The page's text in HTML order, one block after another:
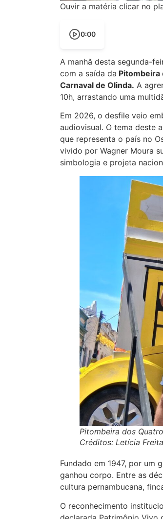
Ouvir a matéria clicar no
0:00
A manhã desta segunda-
com a saída da Pitombeira
Carnaval de Olinda. A
10h, arrastando uma
Em 2026, o desfile veio
audiovisual. O tema deste
que representa o país no
vivido por Wagner Moura
simbologia e projeta
Pitombeira dos
Créditos: Letícia
Fundado em 1947, por um
ganhou corpo. Entre as
cultura pernambucana,
O reconhecimento